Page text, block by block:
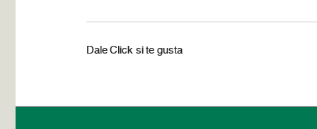
Dale Click si te gusta